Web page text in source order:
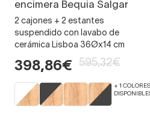
encimera Bequia Salgar
2 cajones + 2 estantes
suspendido con lavabo de
cerámica Lisboa 36Øx14 cm
398,86€ 595,32€
+ 1 COLORES